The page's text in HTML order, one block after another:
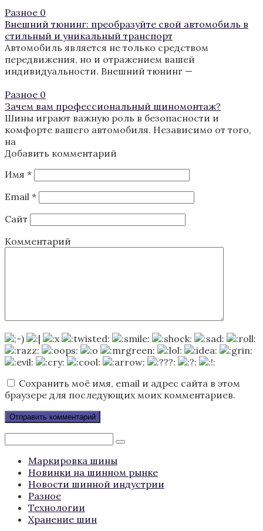
Разное 0
Внешний тюнинг: преобразуйте свой автомобиль в
стильный и уникальный транспорт
Автомобиль является не только средством
передвижения, но и отражением вашей
индивидуальности. Внешний тюнинг —
Разное 0
Зачем вам профессиональный шиномонтаж?
Шины играют важную роль в безопасности и
комфорте вашего автомобиля. Независимо от того,
на
Добавить комментарий
Имя *
Email *
Сайт
Комментарий
Сохранить моё имя, email и адрес сайта в этом
браузере для последующих моих комментариев.
Поиск:
Маркировка шины
Новинки на шинном рынке
Новости шинной индустрии
Разное
Технологии
Хранение шин